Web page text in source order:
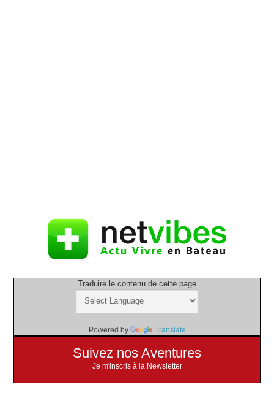
Traduire le contenu de cette page
Powered by Translate
Suivez nos Aventures
Je m'inscris à la Newsletter